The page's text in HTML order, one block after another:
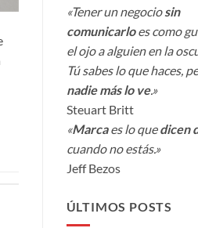
«Tener un negocio sin
comunicarloes como
el ojo a alguien en la
Tú sabes lo que haces,
nadie más lo ve.»
Steuart Britt
«Marcaes lo quedicen
cuando no estás.»
Jeff Bezos
ÚLTIMOS POSTS